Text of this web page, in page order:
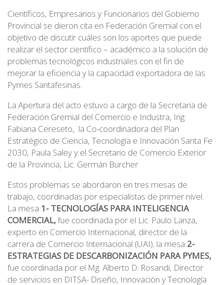
Científicos, Empresarios y Funcionarios del Gobierno
Provincial se dieron cita en Federación Gremial con el
objetivo de discutir cuáles son los aportes que puede
realizar el sector científico – académico a la solución de
problemas tecnológicos industriales con el fin de
mejorar la eficiencia y la capacidad exportadora de las
Pymes Santafesinas.
La Apertura del acto estuvo a cargo de la Secretaria de
Federación Gremial del Comercio e Industra, Ing.
Fabiana Cereseto, la Co-coordinadora del Plan
Estratégico de Ciencia, Tecnología e Innovación Santa Fe
2030, Paula Saley y el Secretario de Comercio Exterior
de la Provincia, Lic. Germán Burcher
Estos problemas se abordaron en tres mesas de
trabajo, coordinadas por especialistas de primer nivel.
La mesa 1- TECNOLOGÍAS PARA INTELIGENCIA
COMERCIAL,fue coordinada por el Lic. Paulo Lanza,
experto en Comercio Internacional, director de la
carrera de Comercio Internacional (UAI); la mesa 2-
ESTRATEGIAS DE DESCARBONIZACIÓN PARA PYMES,
fue coordinada por el Mg. Alberto D. Rosandi, Director
de servicios en DITSA- Diseño, Innovación y Tecnología